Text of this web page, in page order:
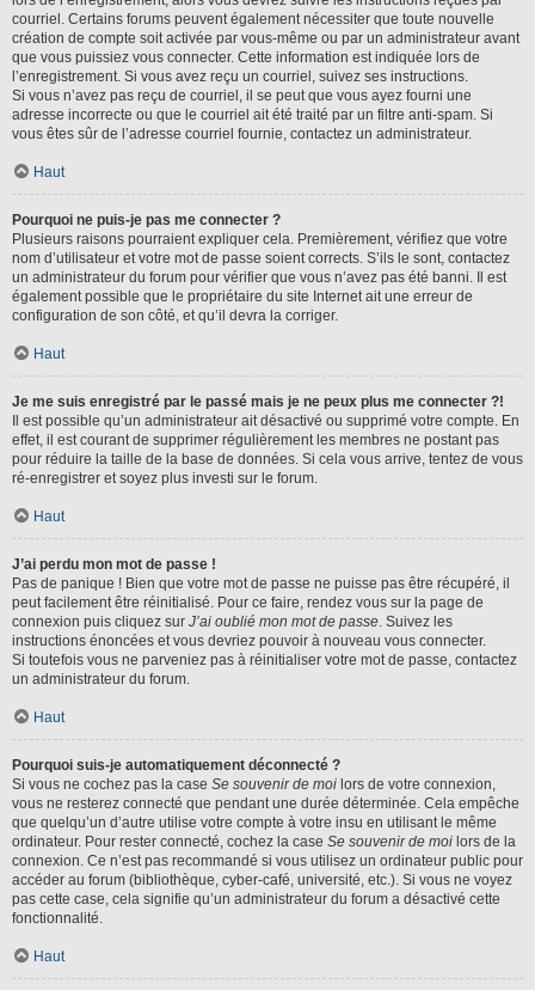
courriel. Certains forums peuvent également nécessiter que toute nouvelle
création de compte soit activée par vous-même ou par un administrateur avant
que vous puissiez vous connecter. Cette information est indiquée lors de
l’enregistrement. Si vous avez reçu un courriel, suivez ses instructions.
Si vous n’avez pas reçu de courriel, il se peut que vous ayez fourni une
adresse incorrecte ou que le courriel ait été traité par un filtre anti-spam. Si
vous êtes sûr de l’adresse courriel fournie, contactez un administrateur.
Haut
Pourquoi ne puis-je pas me connecter ?
Plusieurs raisons pourraient expliquer cela. Premièrement, vérifiez que votre
nom d’utilisateur et votre mot de passe soient corrects. S’ils le sont, contactez
un administrateur du forum pour vérifier que vous n’avez pas été banni. Il est
également possible que le propriétaire du site Internet ait une erreur de
configuration de son côté, et qu’il devra la corriger.
Haut
Je me suis enregistré par le passé mais je ne peux plus me connecter ?!
Il est possible qu’un administrateur ait désactivé ou supprimé votre compte. En
effet, il est courant de supprimer régulièrement les membres ne postant pas
pour réduire la taille de la base de données. Si cela vous arrive, tentez de vous
ré-enregistrer et soyez plus investi sur le forum.
Haut
J’ai perdu mon mot de passe !
Pas de panique ! Bien que votre mot de passe ne puisse pas être récupéré, il
peut facilement être réinitialisé. Pour ce faire, rendez vous sur la page de
connexion puis cliquez sur J’ai oublié mon mot de passe. Suivez les
instructions énoncées et vous devriez pouvoir à nouveau vous connecter.
Si toutefois vous ne parveniez pas à réinitialiser votre mot de passe, contactez
un administrateur du forum.
Haut
Pourquoi suis-je automatiquement déconnecté ?
Si vous ne cochez pas la case Se souvenir de moi lors de votre connexion,
vous ne resterez connecté que pendant une durée déterminée. Cela empêche
que quelqu’un d’autre utilise votre compte à votre insu en utilisant le même
ordinateur. Pour rester connecté, cochez la case Se souvenir de moi lors de la
connexion. Ce n’est pas recommandé si vous utilisez un ordinateur public pour
accéder au forum (bibliothèque, cyber-café, université, etc.). Si vous ne voyez
pas cette case, cela signifie qu’un administrateur du forum a désactivé cette
fonctionnalité.
Haut